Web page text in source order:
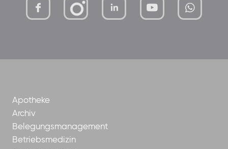
mutterhaus-xMBTtqOwC1KKBww
Apotheke
Archiv
Belegungsmanagement
Betriebsmedizin